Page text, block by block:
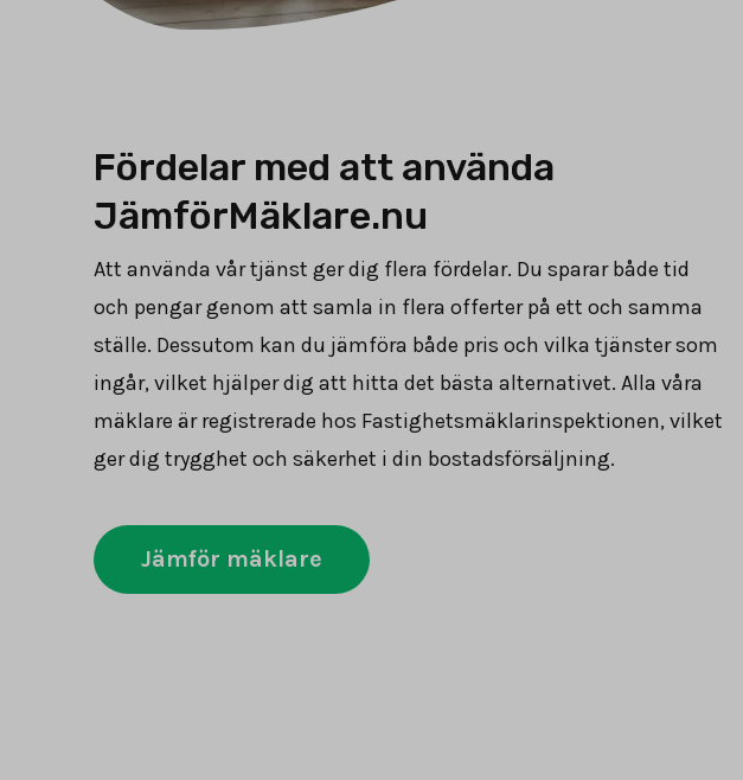
Fördelar med att använda
JämförMäklare.nu
Att använda vår tjänst ger dig flera fördelar. Du sparar både tid
och pengar genom att samla in flera offerter på ett och samma
ställe. Dessutom kan du jämföra både pris och vilka tjänster som
ingår, vilket hjälper dig att hitta det bästa alternativet. Alla våra
mäklare är registrerade hos Fastighetsmäklarinspektionen, vilket
ger dig trygghet och säkerhet i din bostadsförsäljning.
Jämför mäklare